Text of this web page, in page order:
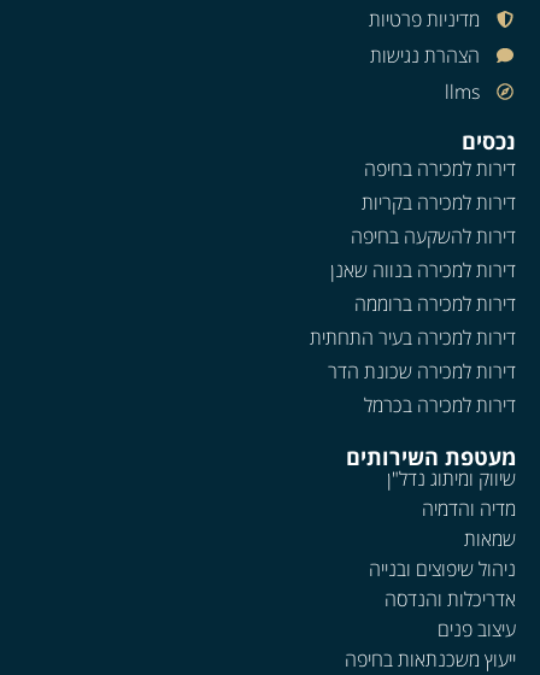
מדיניות פרטיות
הצהרת נגישות
llms
נכסים
דירות למכירה בחיפה
דירות למכירה בקריות
דירות להשקעה בחיפה
דירות למכירה בנווה שאנן
דירות למכירה ברוממה
דירות למכירה בעיר התחתית
דירות למכירה שכונת הדר
דירות למכירה בכרמל
מעטפת השירותים
שיווק ומיתוג נדל"ן
מדיה והדמיה
שמאות
ניהול שיפוצים ובנייה
אדריכלות והנדסה
עיצוב פנים
ייעוץ משכנתאות בחיפה